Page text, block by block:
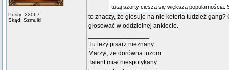
Posty: 22067
Skąd: Szmulki
tutaj szorty cieszą się większą popularnością.
to znaczy, że głosuje na nie koteria tudzież
głosować w oddzielnej ankiecie.
Tu leży pisarz nieznany.
Marzył, że dorówna tuzom.
Talent miał niespotykany